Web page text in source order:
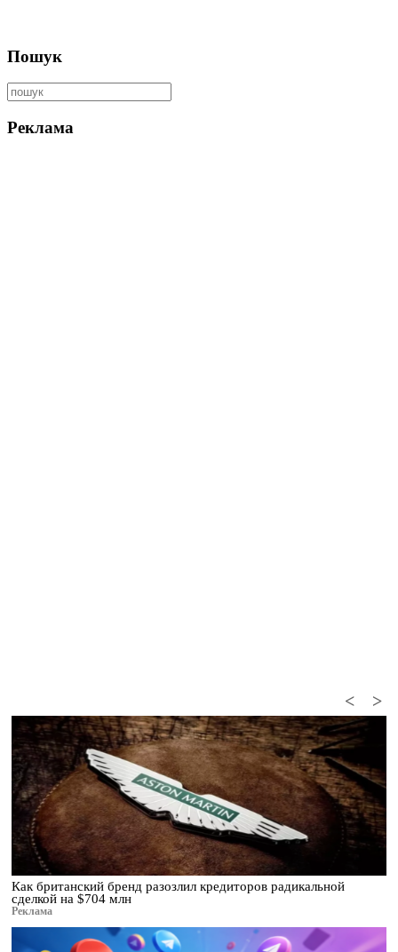
Пошук
Реклама
>
<
Как британский бренд разозлил кредиторов радикальной
сделкой на $704 млн
Реклама